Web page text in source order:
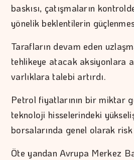
baskısı, çatışmaların
yönelik beklentilerin
Tarafların devam eden
tehlikeye atacak aksiyonlara
varlıklara talebi artırdı.
Petrol fiyatlarının bir miktar
teknoloji hisselerindeki
borsalarında genel olarak risk
Öte yandan Avrupa Merkez